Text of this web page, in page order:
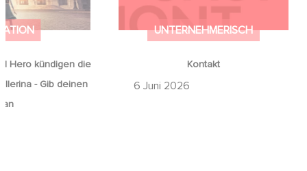
Hero kündigen die
- Gib deinen
an
UNTERNEHMERISCH
Kontakt
6 Juni 2026